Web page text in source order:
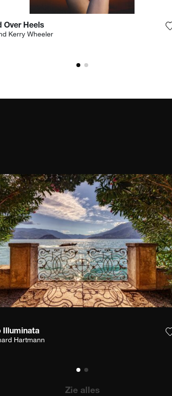
toe aan mijn verlanglijst
Over Heels
Kerry Wheeler
toe aan mijn verlanglijst
Illuminata
Hartmann
Zie alles